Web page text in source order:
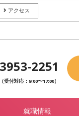
アクセス
2251
（受付対応：9:00〜17:00）
就職情報